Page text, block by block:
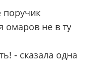
омаров не в ту
- сказала одна